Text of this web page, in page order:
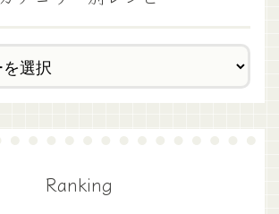
Ranking